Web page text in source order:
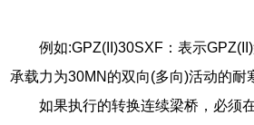
例如:GPZ(II)30SXF：表示
承载力为30MN的双向(多向)活动的耐
如果执行的转换连续梁桥，必须